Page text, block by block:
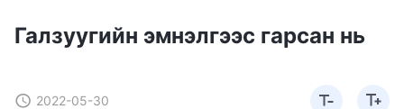
Галзуугийн эмнэлгээс гарсан нь
2022-05-30